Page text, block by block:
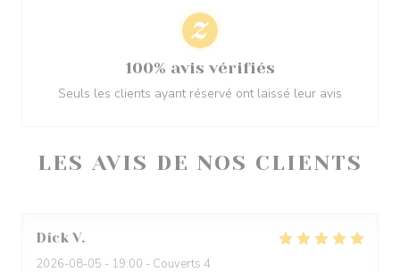
LES AVIS DE NOS CLIENTS
Dick V
2026-08-05 - 19:00 - Couverts 4
100% avis vérifiés
Seuls les clients ayant réservé ont laissé leur avis